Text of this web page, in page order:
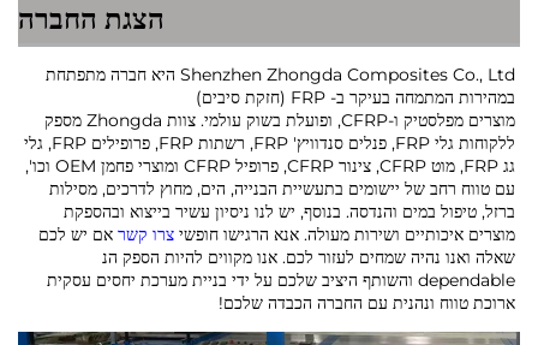
הצגת החברה
Shenzhen Zhongda Composites Co., Ltd היא חברה מתפתחת
במהירות המתמחה בעיקר ב- FRP (חזקת סיבים)
מוצרים מפלסטיק ו-CFRP, ופועלת בשוק עולמי. צוות Zhongda מספק
ללקוחות גלי FRP, פנלים סנדוויץ' FRP, רשתות FRP, פרופילים FRP, גלי
גג FRP, מוט CFRP, צינור CFRP, פרופיל CFRP ומוצרי פחמן OEM וכו',
עם טווח רחב של יישומים בתעשיית הבנייה, הים, מחוץ לדרכים, מסילות
ברזל, טיפול במים והנדסה. בנוסף, יש לנו ניסיון עשיר בייצוא ובהספקת
מוצרים איכותיים ושירות מעולה. אנא הרגישו חופשי צרו קשר אם יש לכם
שאלה ואנו נהיה שמחים לעזור לכם. אנו מקווים להיות הספק הנ
dependable והשותף היציב שלכם על ידי בניית מערכת יחסים עסקית
ארוכת טווח ונהנית עם החברה הכבדה שלכם!